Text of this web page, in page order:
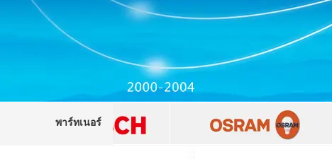
พาร์ทเนอร์